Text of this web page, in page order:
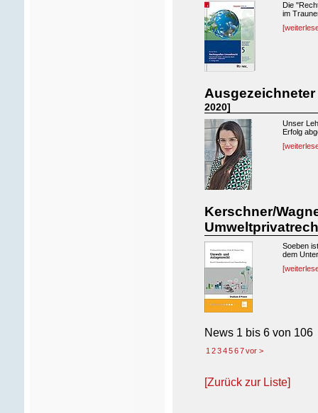
Die
im
2020]
Unser
Erfolg
Kerschner/
Soeben
dem
News 1 bis 6von 106
1 2 3 4 5 6 7 vor >
[Zurück zur Liste]